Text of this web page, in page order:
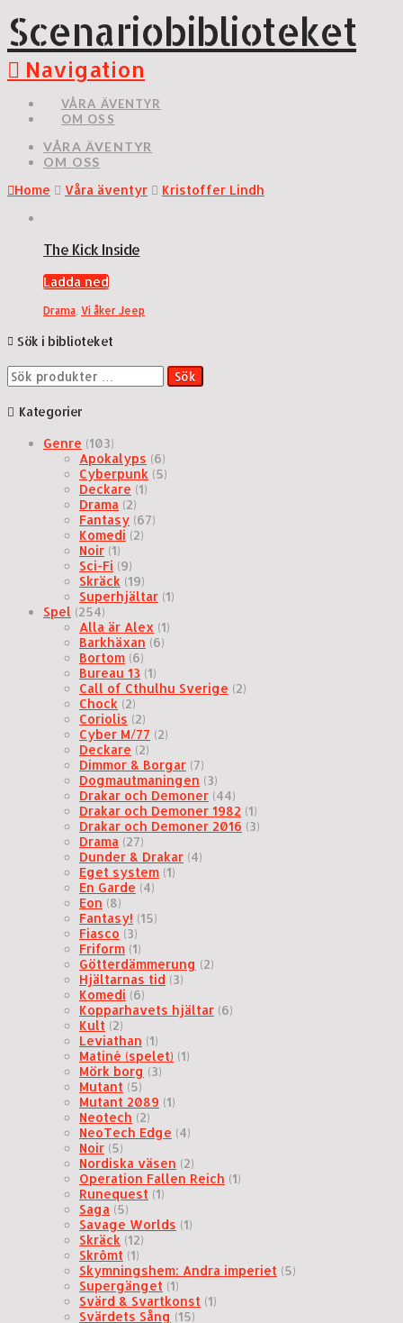
Scenariobiblioteket
Navigation
VÅRA ÄVENTYR
OM OSS
VÅRA ÄVENTYR
OM OSS
Home
Våra äventyr Kristoffer Lindh
The Kick Inside
Ladda ned
Drama Vi åker Jeep
Sök i biblioteket
Sök
efter:
Sök
Kategorier
Genre (103)
Apokalyps (6)
Cyberpunk (5)
Deckare (1)
Drama (2)
Fantasy (67)
Komedi (2)
Noir (1)
Sci-Fi (9)
Skräck (19)
Superhjältar (1)
Spel (254)
Alla är Alex (1)
Barkhäxan (6)
Bortom (6)
Bureau 13 (1)
Call of Cthulhu Sverige (2)
Chock (2)
Coriolis (2)
Cyber M/77 (2)
Deckare (2)
Dimmor & Borgar (7)
Dogmautmaningen (3)
Drakar och Demoner (44)
Drakar och Demoner 1982 (1)
Drakar och Demoner 2016 (3)
Drama (27)
Dunder & Drakar (4)
Eget system (1)
En Garde (4)
Eon (8)
Fantasy! (15)
Fiasco (3)
Friform (1)
Götterdämmerung (2)
Hjältarnas tid (3)
Komedi (6)
Kopparhavets hjältar (6)
Kult (2)
Leviathan (1)
Matiné (spelet) (1)
Mörk borg (3)
Mutant (5)
Mutant 2089 (1)
Neotech (2)
NeoTech Edge (4)
Noir (5)
Nordiska väsen (2)
Operation Fallen Reich (1)
Runequest (1)
Saga (5)
Savage Worlds (1)
Skräck (12)
Skrômt (1)
Skymningshem: Andra imperiet (5)
Supergänget (1)
Svärd & Svartkonst (1)
Svärdets Sång (15)